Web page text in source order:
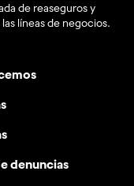
de reaseguros y
líneas de negocios.
denuncias